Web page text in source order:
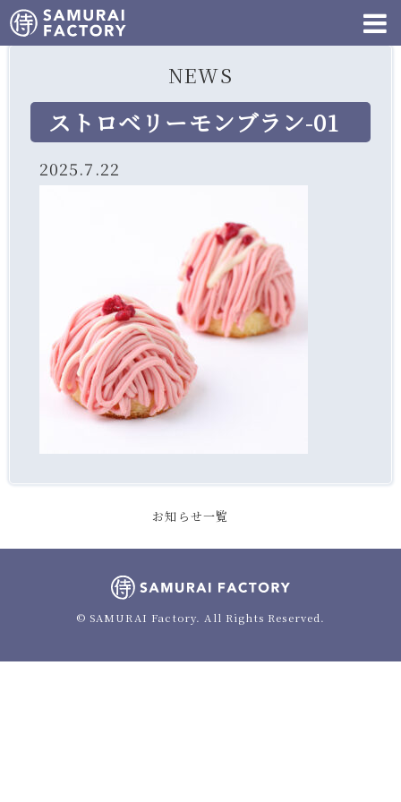
NEWS
ストロベリーモンブラン-01
2025.7.22
お知らせ一覧
© SAMURAI Factory. All Rights Reserved.